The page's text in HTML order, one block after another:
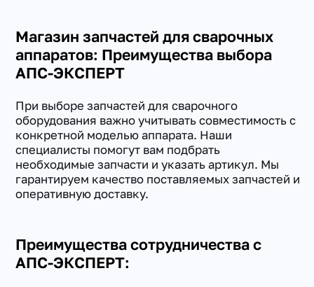
Магазин запчастей для сварочных
аппаратов: Преимущества выбора
АПС-ЭКСПЕРТ
При выборе запчастей для сварочного
оборудования важно учитывать совместимость с
конкретной моделью аппарата. Наши
специалисты помогут вам подбрать
необходимые запчасти и указать артикул. Мы
гарантируем качество поставляемых запчастей и
оперативную доставку.
Преимущества сотрудничества с
АПС-ЭКСПЕРТ: